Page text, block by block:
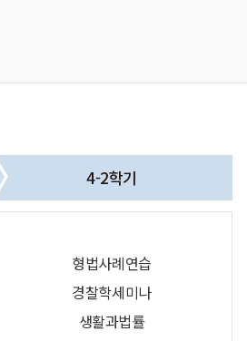
4-2학기
형법사례연습
경찰학세미나
생활과법률